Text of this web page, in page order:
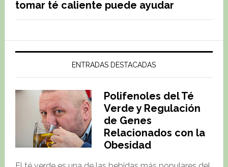
tomar té caliente puede ayudar
ENTRADAS DESTACADAS
Polifenoles del Té
Verde y Regulación
de Genes
Relacionados con la
Obesidad